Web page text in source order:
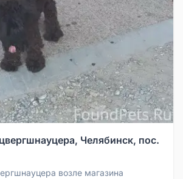
Челябинск, пос.
возле магазина